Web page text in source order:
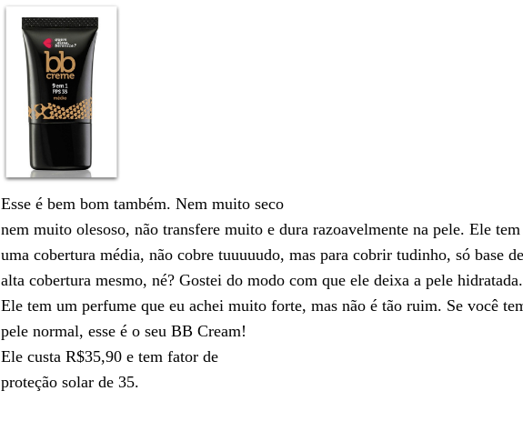
Esse é bem bom também. Nem muito seco
nem muito olesoso, não transfere muito e dura razoavelmente na pele. Ele tem
uma cobertura média, não cobre tuuuuudo, mas para cobrir tudinho, só base de
alta cobertura mesmo, né? Gostei do modo com que ele deixa a pele hidratada.
Ele tem um perfume que eu achei muito forte, mas não é tão ruim. Se você
pele normal, esse é o seu BB Cream!
Ele custa R$35,90 e tem fator de
proteção solar de 35.